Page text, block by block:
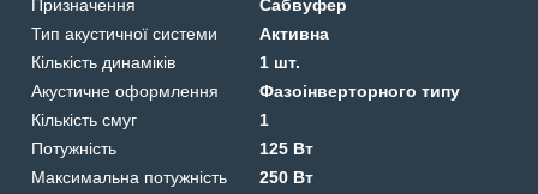
Призначення
Сабвуфер
Тип акустичної системи
Активна
Кількість динаміків
1 шт.
Акустичне оформлення
Фазоінверторного типу
Кількість смуг
1
Потужність
125 Вт
Максимальна потужність
250 Вт